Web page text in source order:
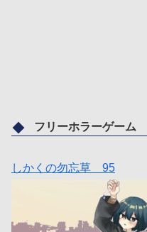
フリーホラーゲーム
しかくの勿忘草 95